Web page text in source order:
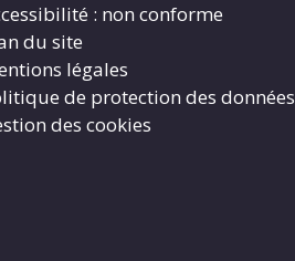
: non conforme
du site
légales
de protection des données
des cookies